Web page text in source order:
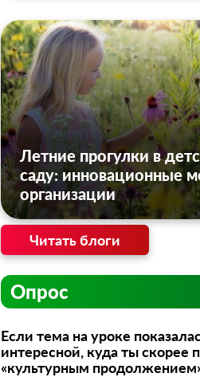
Летние прогулки в
саду: инновационные
организации
Читать блоги
Опрос
Если тема на уроке
интересной, куда ты скорее
«культурным